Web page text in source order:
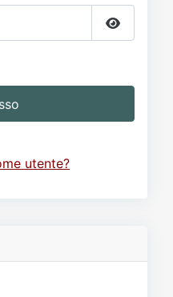
Mostra
utente?